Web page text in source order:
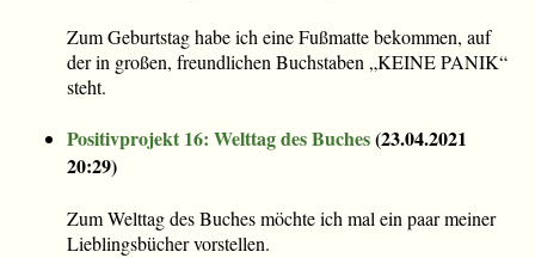
Zum Geburtstag habe ich eine Fußmatte bekommen, auf
der in großen, freundlichen Buchstaben „KEINE PANIK“
steht.
Positivprojekt 16: Welttag des Buches(23.04.2021
20:29)
Zum Welttag des Buches möchte ich mal ein paar meiner
Lieblingsbücher vorstellen.